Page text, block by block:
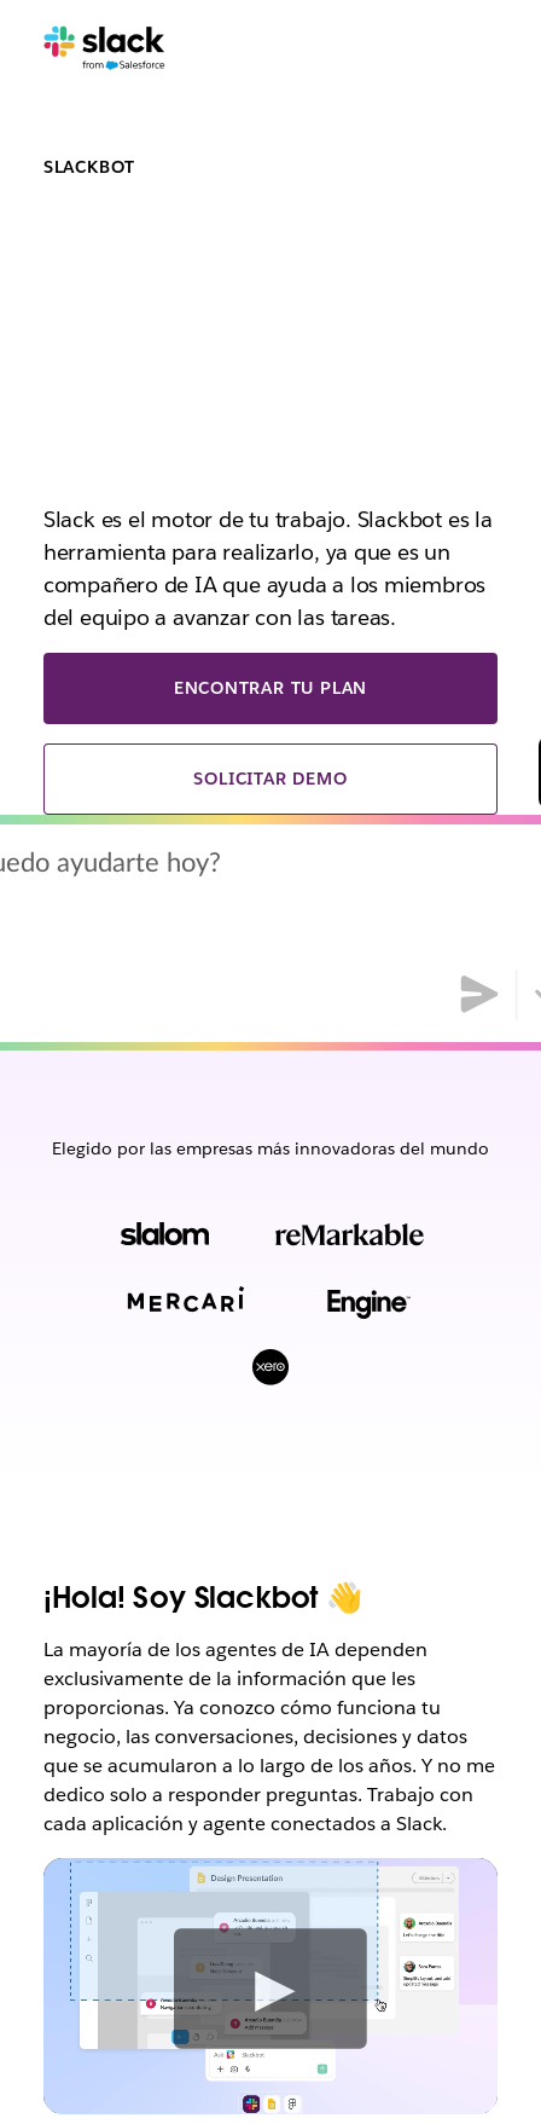
SLACKBOT
Slack es el motor de tu trabajo. Slackbot es la
herramienta para realizarlo, ya que es un
compañero de IA que ayuda a los miembros
del equipo a avanzar con las tareas.
ENCONTRAR TU PLAN
SOLICITAR DEMO
ayudarte hoy?
Elegido por las empresas más innovadoras del mundo
¡Hola! Soy Slackbot 👋
La mayoría de los agentes de IA dependen
exclusivamente de la información que les
proporcionas. Ya conozco cómo funciona tu
negocio, las conversaciones, decisiones y datos
que se acumularon a lo largo de los años. Y no me
dedico solo a responder preguntas. Trabajo con
cada aplicación y agente conectados a Slack.
V